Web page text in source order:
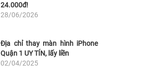
24.000đ!
28/06/2026
Địa chỉ thay màn hình iPhone
Quận 1 UY TÍN, lấy liền
02/04/2025